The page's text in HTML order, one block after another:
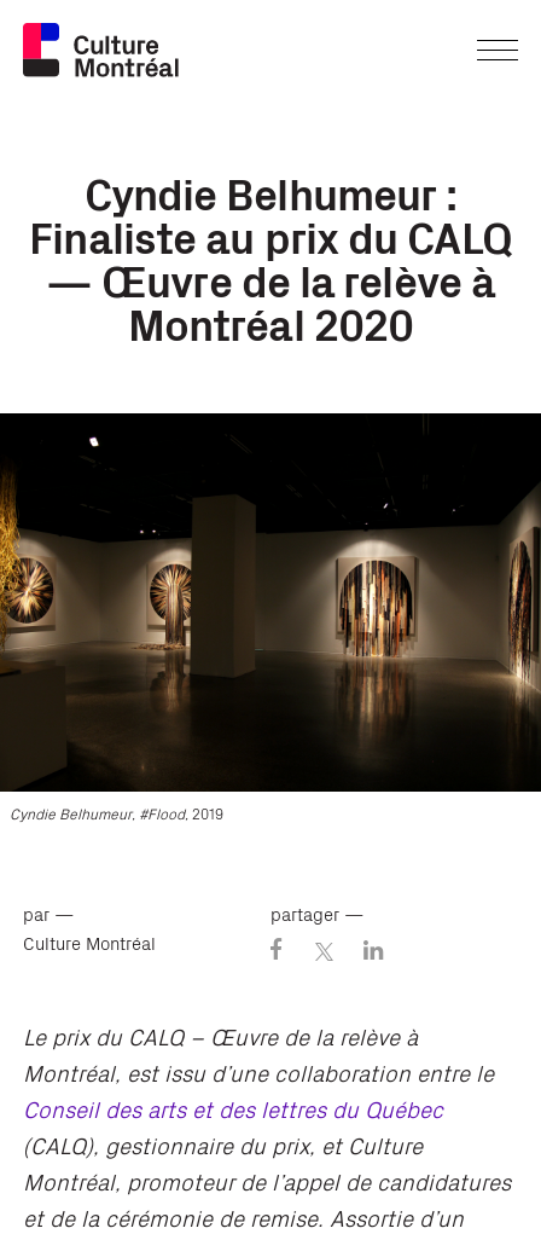
Cyndie Belhumeur :
Finaliste au prix du CALQ
— Œuvre de la relève à
Montréal 2020
Cyndie Belhumeur, #Flood, 2019
par —
Culture Montréal
partager —
Le prix du CALQ – Œuvre de la relève à
Montréal, est issu d’une collaboration entre le
Conseil des arts et des lettres du Québec
(CALQ), gestionnaire du prix, et Culture
Montréal, promoteur de l’appel de candidatures
et de la cérémonie de remise. Assortie d’un